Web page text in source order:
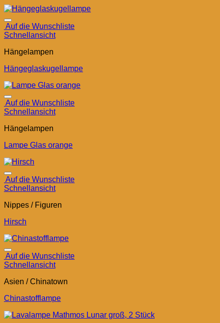
Auf die Wunschliste
Schnellansicht
Hängelampen
Hängeglaskugellampe
Auf die Wunschliste
Schnellansicht
Hängelampen
Lampe Glas orange
Auf die Wunschliste
Schnellansicht
Nippes / Figuren
Hirsch
Auf die Wunschliste
Schnellansicht
Asien / Chinatown
Chinastofflampe